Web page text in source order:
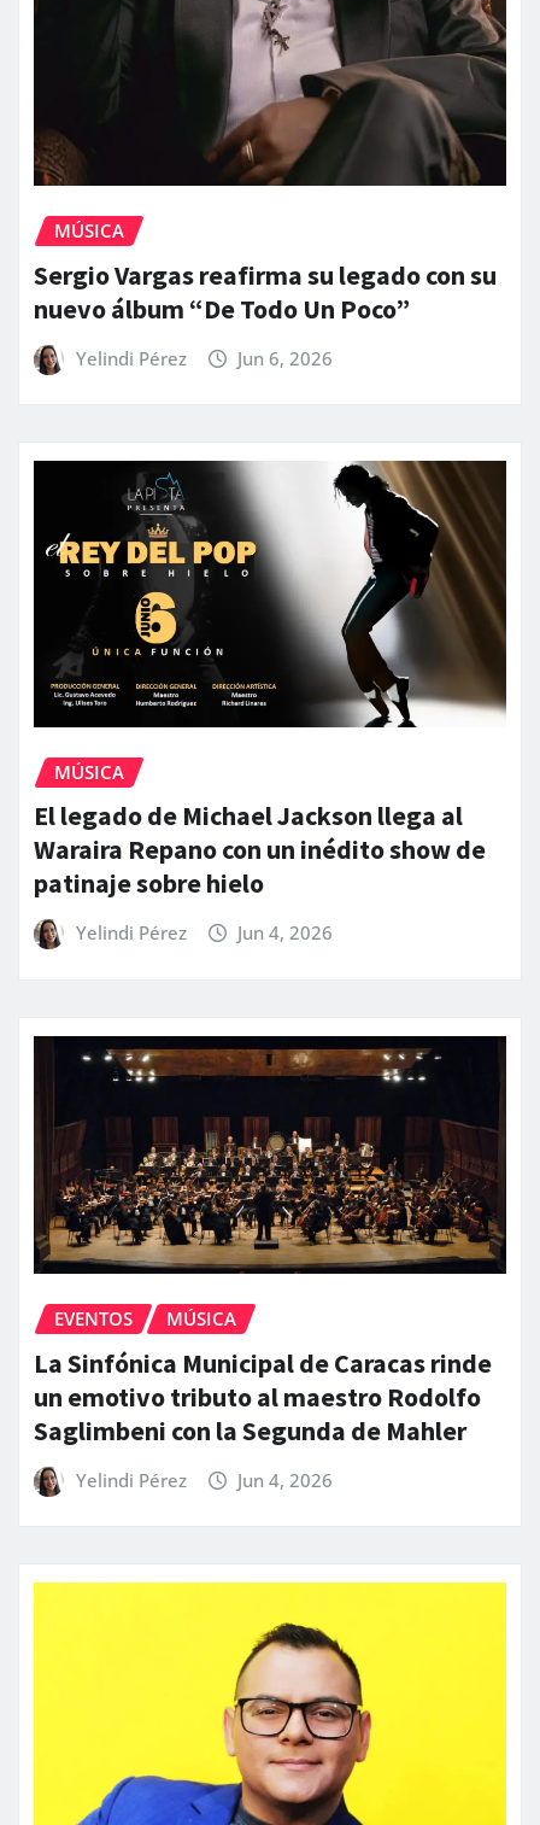
MÚSICA
Sergio Vargas reafirma su legado con su
nuevo álbum “De Todo Un Poco”
Yelindi Pérez Jun 6, 2026
MÚSICA
El legado de Michael Jackson llega al
Waraira Repano con un inédito show de
patinaje sobre hielo
Yelindi Pérez Jun 4, 2026
EVENTOS MÚSICA
La Sinfónica Municipal de Caracas rinde
un emotivo tributo al maestro Rodolfo
Saglimbeni con la Segunda de Mahler
Yelindi Pérez Jun 4, 2026